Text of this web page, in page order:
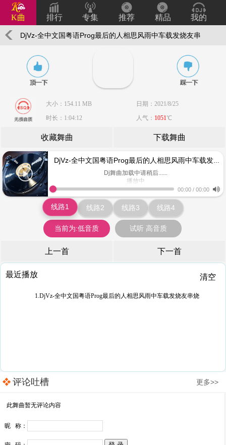
K曲 排行 专集 推荐 精品 我的
DjVz-全中文国粤语Prog最后的人相思风雨中车载发烧友串
大小：154.11 MB
日期：2021/8/25
时长：1:04:12
人气： 1051℃
收藏舞曲 下载舞曲
DjVz-全中文国粤语Prog最后的人相思风雨中车载发烧友串烧
Dj舞曲加载中请稍后......
播放中
www.keiqu.com
00:00 / 00:00
线路1 线路2 线路3 线路4
当前为:低音质 试听 高音质
上一首 下一首
最近播放 清空
1.DjVz-全中文国粤语Prog最后的人相思风雨中车载发烧友串烧
评论吐槽 更多>>